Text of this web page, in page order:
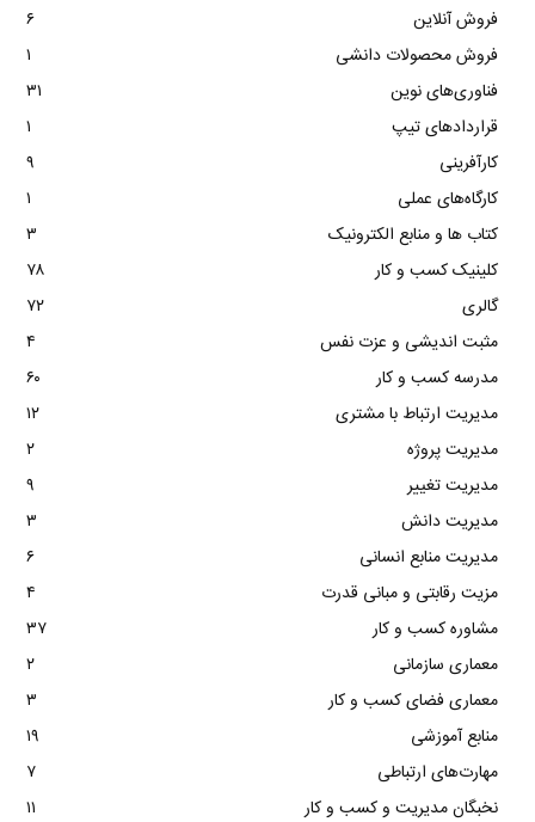
فروش آنلاین
۶
فروش محصولات دانشی
۱
فناوری‌های نوین
۳۱
قراردادهای تیپ
۱
کارآفرینی
۹
کارگاه‌های عملی
۱
کتاب ها و منابع الکترونیک
۳
کلینیک کسب و کار
۷۸
گالری
۷۲
مثبت اندیشی و عزت نفس
۴
مدرسه کسب و کار
۶۰
مدیریت ارتباط با مشتری
۱۲
مدیریت پروژه
۲
مدیریت تغییر
۹
مدیریت دانش
۳
مدیریت منابع انسانی
۶
مزیت رقابتی و مبانی قدرت
۴
مشاوره کسب و کار
۳۷
معماری سازمانی
۲
معماری فضای کسب و کار
۳
منابع آموزشی
۱۹
مهارت‌های ارتباطی
۷
نخبگان مدیریت و کسب و کار
۱۱